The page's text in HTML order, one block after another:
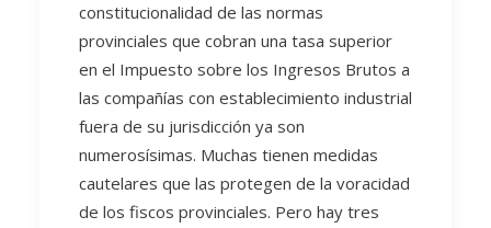
constitucionalidad de las normas
provinciales que cobran una tasa superior
en el Impuesto sobre los Ingresos Brutos a
las compañías con establecimiento industrial
fuera de su jurisdicción ya son
numerosísimas. Muchas tienen medidas
cautelares que las protegen de la voracidad
de los fiscos provinciales. Pero hay tres